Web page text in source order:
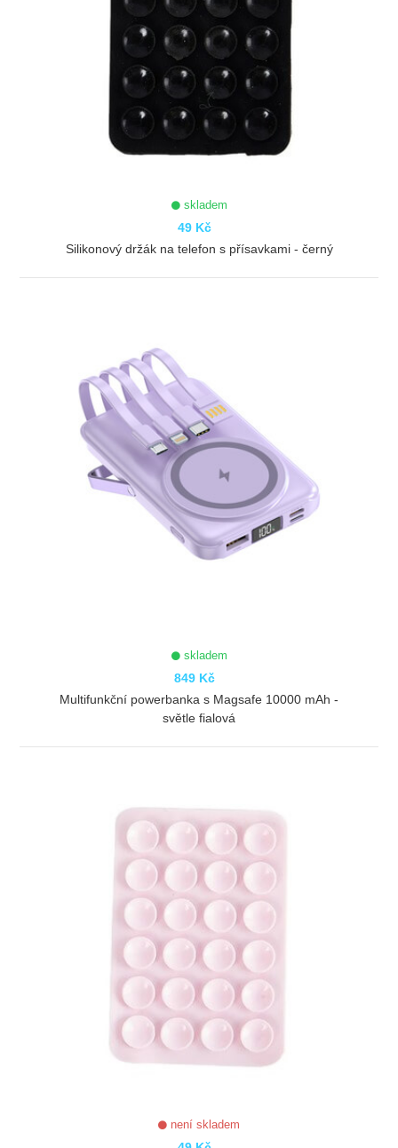
skladem
49 Kč
Silikonový držák na telefon s přísavkami - černý
skladem
849 Kč
Multifunkční powerbanka s Magsafe 10000 mAh -
světle fialová
není skladem